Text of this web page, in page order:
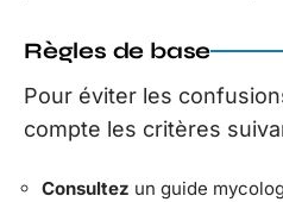
Règles de base
Pour éviter les
compte les critères
Consultez un guide